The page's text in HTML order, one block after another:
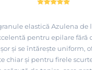
epilare inghinal cu
Ciocolata Alba -
elastică Azulena de
pentru epilare fără
și se întărește uniform,
chiar și pentru firele